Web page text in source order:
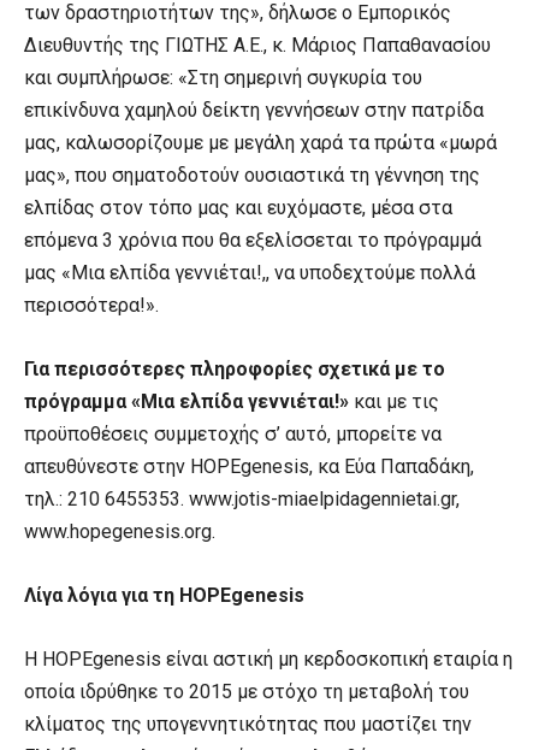
των δραστηριοτήτων της», δήλωσε ο Εμπορικός
Διευθυντής της ΓΙΩΤΗΣ Α.Ε., κ. Μάριος Παπαθανασίου
και συμπλήρωσε: «Στη σημερινή συγκυρία του
επικίνδυνα χαμηλού δείκτη γεννήσεων στην πατρίδα
μας, καλωσορίζουμε με μεγάλη χαρά τα πρώτα «μωρά
μας», που σηματοδοτούν ουσιαστικά τη γέννηση της
ελπίδας στον τόπο μας και ευχόμαστε, μέσα στα
επόμενα 3 χρόνια που θα εξελίσσεται το πρόγραμμά
μας «Μια ελπίδα γεννιέται!,, να υποδεχτούμε πολλά
περισσότερα!».
Για περισσότερες πληροφορίες σχετικά με το
πρόγραμμα «Μια ελπίδα γεννιέται!» και με τις
προϋποθέσεις συμμετοχής σ’ αυτό, μπορείτε να
απευθύνεστε στην HOPEgenesis, κα Εύα Παπαδάκη,
τηλ.: 210 6455353. www.jotis-miaelpidagennietai.gr,
www.hopegenesis.org.
Λίγα λόγια για τη HOPEgenesis
Η HOPEgenesis είναι αστική μη κερδοσκοπική εταιρία η
οποία ιδρύθηκε το 2015 με στόχο τη μεταβολή του
κλίματος της υπογεννητικότητας που μαστίζει την